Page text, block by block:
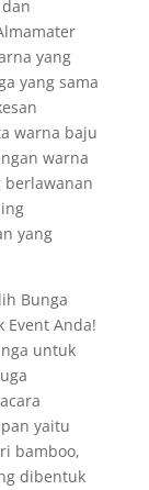
yang
yang sama
warna baju
warna
berlawanan
yang
Bunga
Event Anda!
untuk
yaitu
bamboo,
dibentuk